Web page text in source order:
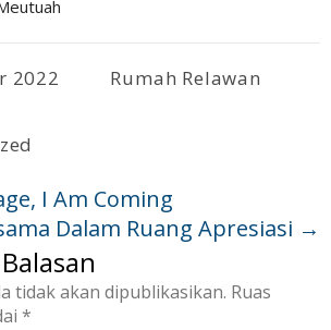
2022
Rumah Relawan
I Am Coming
Dalam Ruang Apresiasi →
tidak akan dipublikasikan. Ruas
*